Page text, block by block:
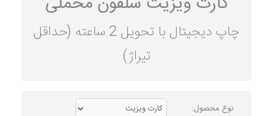
چاپ دیجیتال با تحویل 2 ساعته (حداقل
تیراژ)
نوع محصول: